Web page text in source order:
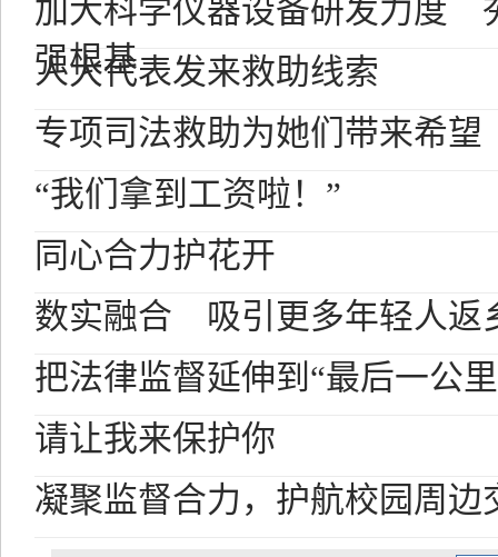
加大科学仪器设备研发力度
强根基
人大代表发来救助线索
专项司法救助为她们带来希望
“我们拿到工资啦！”
同心合力护花开
数实融合 吸引更多年轻人返
把法律监督延伸到“最后一公
请让我来保护你
凝聚监督合力，护航校园周边